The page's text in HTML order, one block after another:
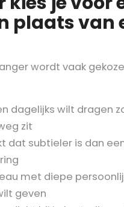
plaats van
wordt vaak
dagelijks wilt dragen
zit
dat subtieler is dan
met diepe
geven